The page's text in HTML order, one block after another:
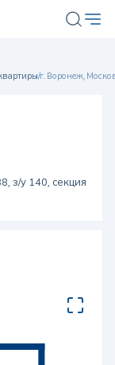
/г. Воронеж,
з/у 140, секция